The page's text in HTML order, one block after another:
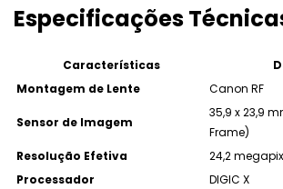
Especificações
Características
Montagem de Lente
Canon RF
Sensor de Imagem
35,9 x 23,9
Frame)
Resolução Efetiva
24,2
Processador
DIGIC X